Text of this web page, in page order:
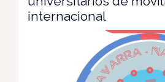
internacional